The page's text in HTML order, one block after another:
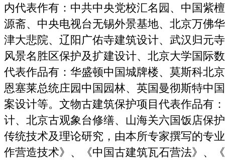
内代表作有：中共中央党校汇名园、中国紫
源斋、中央电视台无锡外景基地、北京万佛
津大悲院、辽阳广佑寺建筑设计、武汉归元
风景名胜区保护及扩建设计、北京大学国际
代表作品有：华盛顿中国城牌楼、莫斯科北
恩塞莱总统庄园中国园林、英国曼彻斯特中
案设计等。文物古建筑保护项目代表作品有
计、北京古观象台修缮、山海关六国饭店保
传统技术及理论研究，由本所专家撰写的专
作营造技术》、《中国古建筑瓦石营法》、